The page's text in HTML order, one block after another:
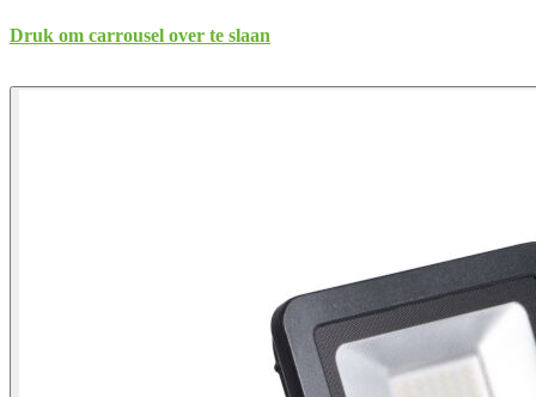
Druk om carrousel over te slaan